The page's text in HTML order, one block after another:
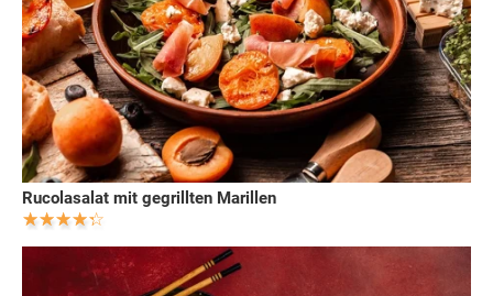
Rucolasalat mit gegrillten Marillen